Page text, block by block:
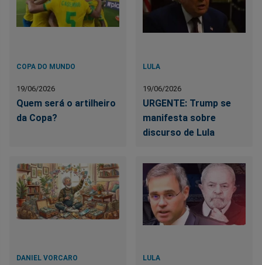
COPA DO MUNDO
19/06/2026
Quem será o artilheiro
da Copa?
LULA
19/06/2026
URGENTE: Trump se
manifesta sobre
discurso de Lula
DANIEL VORCARO LULA